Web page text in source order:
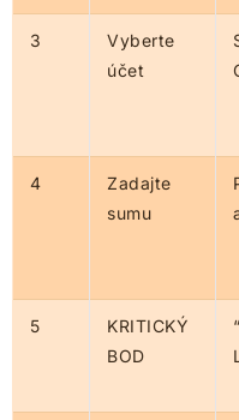
3
Vyberte
účet
4
Zadajte
sumu
5
KRITICKÝ
BOD